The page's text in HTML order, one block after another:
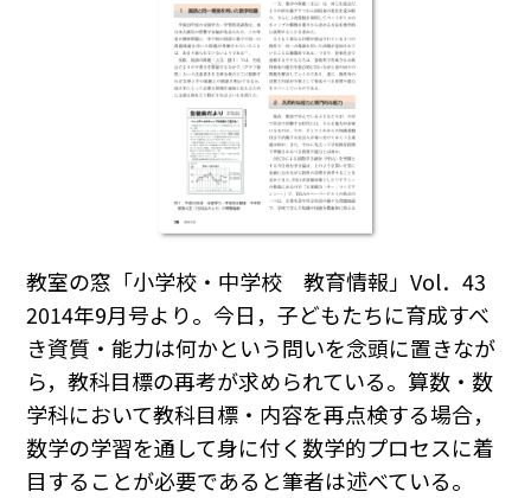
教室の窓「小学校・中学校 教育情報」Vol．43
2014年9月号より。今日，子どもたちに育成すべ
き資質・能力は何かという問いを念頭に置きなが
ら，教科目標の再考が求められている。算数・数
学科において教科目標・内容を再点検する場合，
数学の学習を通して身に付く数学的プロセスに着
目することが必要であると筆者は述べている。